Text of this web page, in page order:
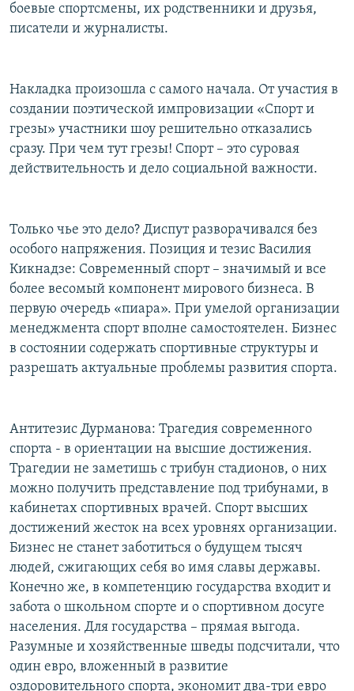
боевые спортсмены, их родственники и друзья,
писатели и журналисты.
Накладка произошла с самого начала. От участия в
создании поэтической импровизации «Спорт и
грезы» участники шоу решительно отказались
сразу. При чем тут грезы! Спорт – это суровая
действительность и дело социальной важности.
Только чье это дело? Диспут разворачивался без
особого напряжения. Позиция и тезис Василия
Кикнадзе: Современный спорт – значимый и все
более весомый компонент мирового бизнеса. В
первую очередь «пиара». При умелой организации
менеджмента спорт вполне самостоятелен. Бизнес
в состоянии содержать спортивные структуры и
разрешать актуальные проблемы развития спорта.
Антитезис Дурманова: Трагедия современного
спорта - в ориентации на высшие достижения.
Трагедии не заметишь с трибун стадионов, о них
можно получить представление под трибунами, в
кабинетах спортивных врачей. Спорт высших
достижений жесток на всех уровнях организации.
Бизнес не станет заботиться о будущем тысяч
людей, сжигающих себя во имя славы державы.
Конечно же, в компетенцию государства входит и
забота о школьном спорте и о спортивном досуге
населения. Для государства – прямая выгода.
Разумные и хозяйственные шведы подсчитали, что
один евро, вложенный в развитие
оздоровительного спорта, экономит два-три евро